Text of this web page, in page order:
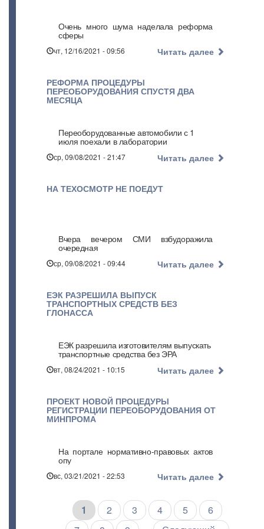
Очень много шума наделала реформа
сферы
чт, 12/16/2021 - 09:56 Читать далее
РЕФОРМА ПРОЦЕДУРЫ
ПЕРЕОБОРУДОВАНИЯ СПУСТЯ ДВА
МЕСЯЦА
Переоборудованные автомобили с 1
июля поехали в лаборатории
ср, 09/08/2021 - 21:47 Читать далее
НА ТЕХОСМОТР НЕ ПОЕДУТ
Вчера вечером СМИ взбудоражила
очередная
ср, 09/08/2021 - 09:44 Читать далее
ЕЭК РАЗРЕШИЛА ВЫПУСК
ТРАНСПОРТНЫХ СРЕДСТВ БЕЗ
ГЛОНАССА
ЕЭК разрешила изготовителям выпускать
транспортные средства без ЭРА
вт, 08/24/2021 - 10:15 Читать далее
ПРОЕКТ НОВОЙ ПРОЦЕДУРЫ
РЕГИСТРАЦИИ ПЕРЕОБОРУДОВАНИЯ ОТ
МИНПРОМА
На портале нормативно-правовых актов
опу
вс, 03/21/2021 - 22:53 Читать далее
Нумерация
страниц
Текущая
страница
1 Страница
2 Страница
3 Страница
4 Страница
5 Страница
6